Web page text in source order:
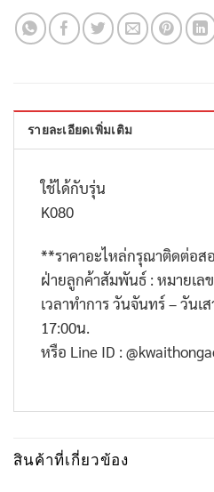
รายละเอียดเพิ่มเติม
ใช้ได้กับรุ่น
K080
**ราคาอะไหล่กรุณาติดต่อส
ฝ่ายลูกค้าสัมพันธ์ : หมายเลข
เวลาทำการ วันจันทร์ – วันเส
17:00น.
หรือ Line ID :
สินค้าที่เกี่ยวข้อง